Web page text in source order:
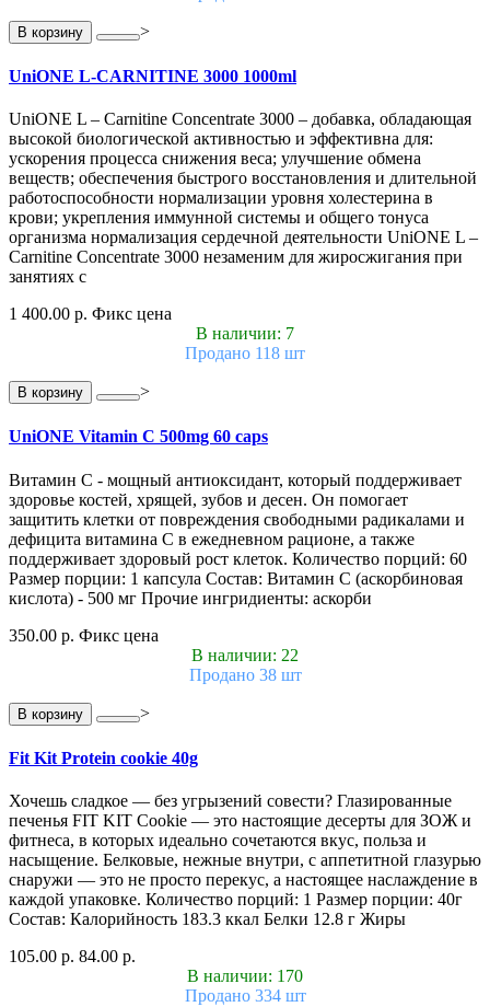
В корзину >
UniONE L-CARNITINE 3000 1000ml
UniONE L – Carnitine Concentrate 3000 – добавка, обладающая
высокой биологической активностью и эффективна для:
ускорения процесса снижения веса; улучшение обмена
веществ; обеспечения быстрого восстановления и длительной
работоспособности нормализации уровня холестерина в
крови; укрепления иммунной системы и общего тонуса
организма нормализация сердечной деятельности UniONE L –
Carnitine Concentrate 3000 незаменим для жиросжигания при
занятиях с
1 400.00 р. Фикс цена
В наличии: 7
Продано 118 шт
В корзину >
UniONE Vitamin С 500mg 60 caps
Витамин С - мощный антиоксидант, который поддерживает
здоровье костей, хрящей, зубов и десен. Он помогает
защитить клетки от повреждения свободными радикалами и
дефицита витамина С в ежедневном рационе, а также
поддерживает здоровый рост клеток. Количество порций: 60
Размер порции: 1 капсула Состав: Витамин С (аскорбиновая
кислота) - 500 мг Прочие ингридиенты: аскорби
350.00 р. Фикс цена
В наличии: 22
Продано 38 шт
В корзину >
Fit Kit Protein cookie 40g
Хочешь сладкое — без угрызений совести? Глазированные
печенья FIT KIT Cookie — это настоящие десерты для ЗОЖ и
фитнеса, в которых идеально сочетаются вкус, польза и
насыщение. Белковые, нежные внутри, с аппетитной глазурью
снаружи — это не просто перекус, а настоящее наслаждение в
каждой упаковке. Количество порций: 1 Размер порции: 40г
Состав: Калорийность 183.3 ккал Белки 12.8 г Жиры
105.00 р. 84.00 р.
В наличии: 170
Продано 334 шт